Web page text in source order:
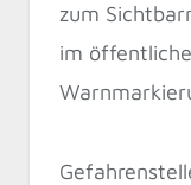
zum
im